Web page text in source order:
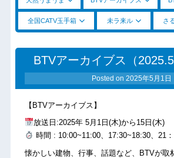
全国CATV玉手箱 未ラ来ル さ
BTVアーカイブス（
Posted on 2025年5月1日
【BTVアーカイブス】
放送日:2025年 5月1日(木)から15日(木)
時間 : 10:00~11:00、17:30~18:30、21
懐かしい建物、行事、話題など、BTVが取